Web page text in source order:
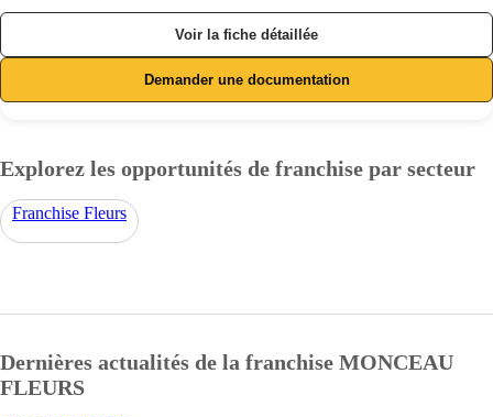
Voir la fiche détaillée
Demander une documentation
Explorez les opportunités de franchise par secteur
Franchise Fleurs
Dernières actualités de la franchise MONCEAU
FLEURS